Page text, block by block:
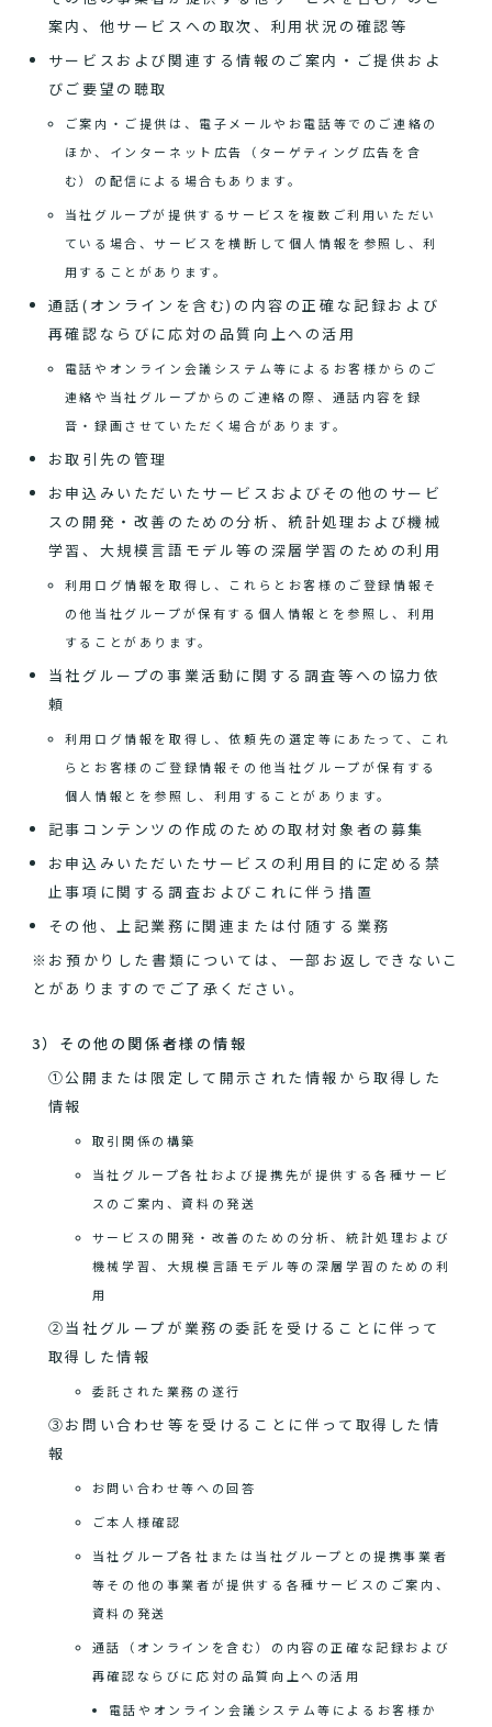
案内、他サービスへの取次、利用状況の確認等
サービスおよび関連する情報のご案内・ご提供およ
びご要望の聴取
ご案内・ご提供は、電子メールやお電話等でのご連絡の
ほか、インターネット広告（ターゲティング広告を含
む）の配信による場合もあります。
当社グループが提供するサービスを複数ご利用いただい
ている場合、サービスを横断して個人情報を参照し、利
用することがあります。
通話(オンラインを含む)の内容の正確な記録および
再確認ならびに応対の品質向上への活用
電話やオンライン会議システム等によるお客様からのご
連絡や当社グループからのご連絡の際、通話内容を録
音・録画させていただく場合があります。
お取引先の管理
お申込みいただいたサービスおよびその他のサービ
スの開発・改善のための分析、統計処理および機械
学習、大規模言語モデル等の深層学習のための利用
利用ログ情報を取得し、これらとお客様のご登録情報そ
の他当社グループが保有する個人情報とを参照し、利用
することがあります。
当社グループの事業活動に関する調査等への協力依
頼
利用ログ情報を取得し、依頼先の選定等にあたって、これ
らとお客様のご登録情報その他当社グループが保有する
個人情報とを参照し、利用することがあります。
記事コンテンツの作成のための取材対象者の募集
お申込みいただいたサービスの利用目的に定める禁
止事項に関する調査およびこれに伴う措置
その他、上記業務に関連または付随する業務
※お預かりした書類については、一部お返しできないこ
とがありますのでご了承ください。
3）その他の関係者様の情報
①公開または限定して開示された情報から取得した
情報
取引関係の構築
当社グループ各社および提携先が提供する各種サービ
スのご案内、資料の発送
サービスの開発・改善のための分析、統計処理および
機械学習、大規模言語モデル等の深層学習のための利
用
②当社グループが業務の委託を受けることに伴って
取得した情報
委託された業務の遂行
③お問い合わせ等を受けることに伴って取得した情
報
お問い合わせ等への回答
ご本人様確認
当社グループ各社または当社グループとの提携事業者
等その他の事業者が提供する各種サービスのご案内、
資料の発送
通話（オンラインを含む）の内容の正確な記録および
再確認ならびに応対の品質向上への活用
電話やオンライン会議システム等によるお客様か